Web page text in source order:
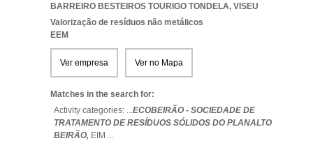
BARREIRO BESTEIROS TOURIGO TONDELA, VISEU
Valorização de resíduos não metálicos
EEM
Ver empresa Ver no Mapa
Matches in the search for:
Activity categories: ...ECOBEIRÃO - SOCIEDADE DE
TRATAMENTO DE RESÍDUOS SÓLIDOS DO PLANALTO
BEIRÃO, EIM ...